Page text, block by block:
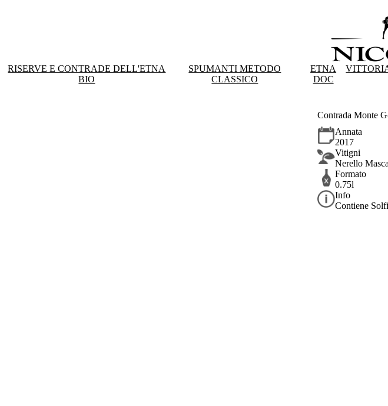
RISERVE E CONTRADE DELL'ETNA
BIO
SPUMANTI METODO
CLASSICO
ETNA
DOC
Contrada Monte
Annata
2017
Vitigni
Nerello
Formato
0.75l
Info
Contiene